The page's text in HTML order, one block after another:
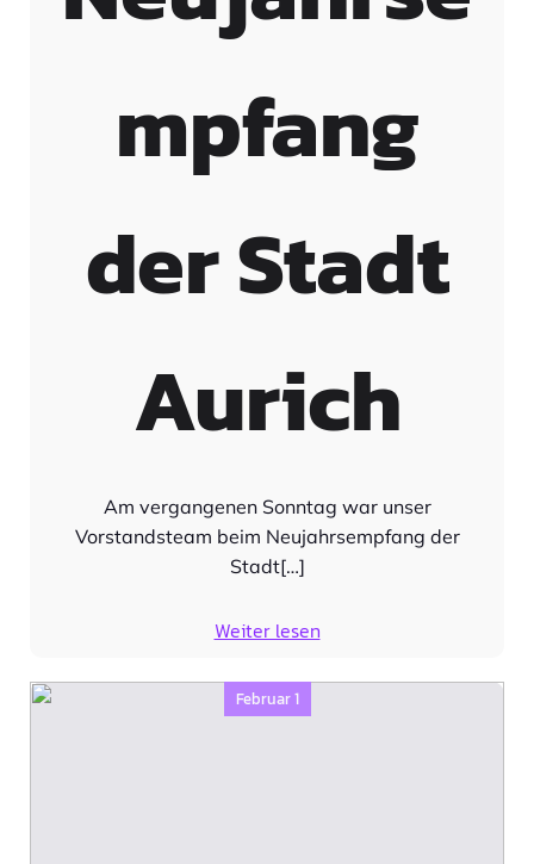
mpfang
der Stadt
Aurich
Am vergangenen Sonntag war unser
Vorstandsteam beim Neujahrsempfang der
Stadt[…]
Weiter lesen
Februar 1